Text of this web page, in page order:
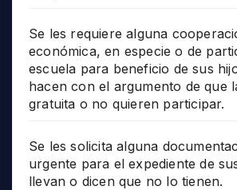
Se les requiere alguna
económica, en especie o de
escuela para beneficio de sus
hacen con el argumento de que
gratuita o no quieren participar.
Se les solicita alguna
urgente para el expediente de
llevan o dicen que no lo tienen.